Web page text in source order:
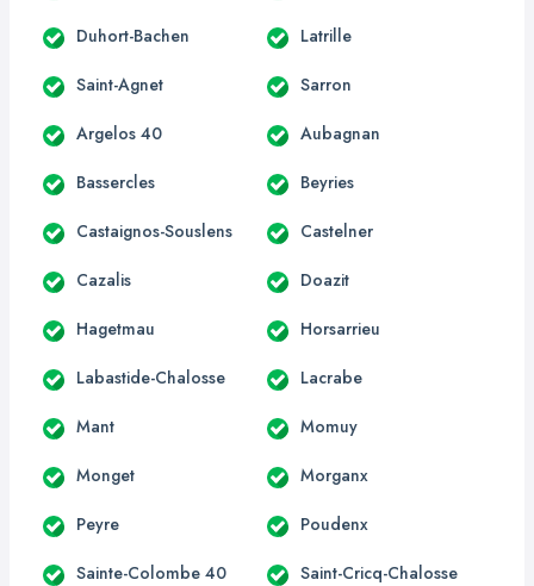
Duhort-Bachen Latrille
Saint-Agnet Sarron
Argelos 40 Aubagnan
Bassercles Beyries
Castaignos-Souslens Castelner
Cazalis Doazit
Hagetmau Horsarrieu
Labastide-Chalosse Lacrabe
Mant Momuy
Monget Morganx
Peyre Poudenx
Sainte-Colombe 40 Saint-Cricq-Chalosse